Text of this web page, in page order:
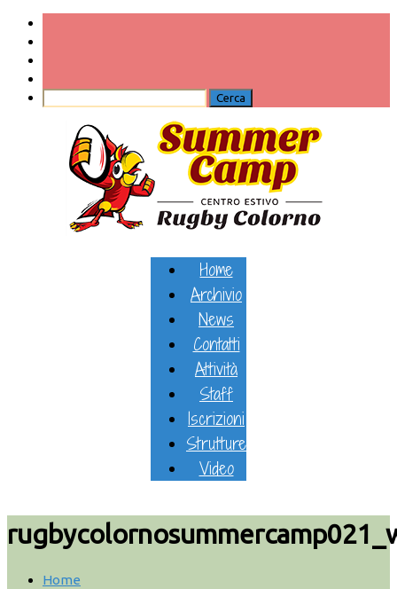
Home
Archivio
News
Contatti
Attività
Staff
Iscrizioni
Strutture
Video
Home